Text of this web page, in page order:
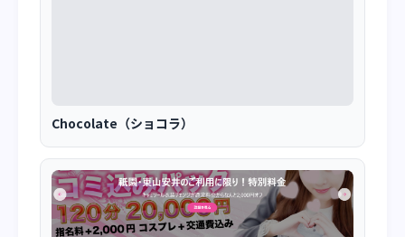
Chocolate（ショコラ）